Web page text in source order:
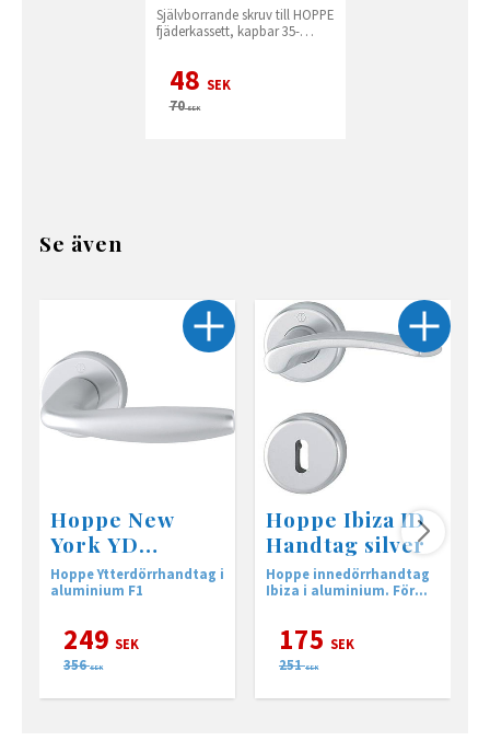
Självborrande skruv till HOPPE
fjäderkassett, kapbar 35-
48 SEK
70SEK
Se även
Hoppe New
York YD
Handtag silver
Hoppe Ytterdörrhandtag i
aluminium F1
249 SEK
356 SEK
Hoppe Ibiza ID
Handtag silver
Hoppe innedörrhandtag
Ibiza i aluminium. För
175 SEK
251 SEK